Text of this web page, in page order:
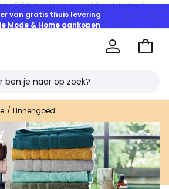
van gratis thuis levering
Mode & Home aankopen
Naar
Linnengoed